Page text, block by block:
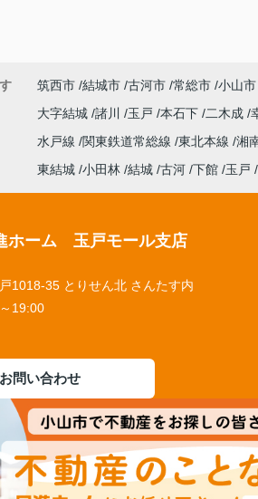
筑西市 結城市 古河市 常総市 小山市
大字結城 諸川 玉戸 本石下 二木成
水戸線 関東鉄道常総線 東北本線 湘
東結城 小田林 結城 古河 下館 玉戸
ホーム 玉戸モール支店
1018-35 とりせん北 さんたす内
19:00
お問い合わせ